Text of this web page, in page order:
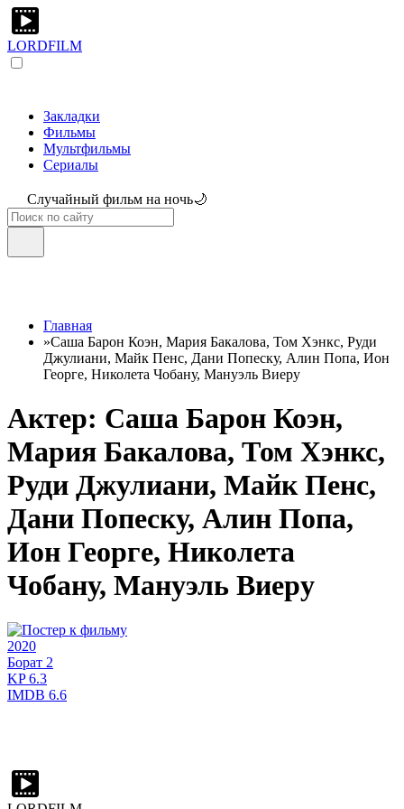
LORDFILM
Закладки
Фильмы
Мультфильмы
Сериалы
Случайный фильм на ночь🌙
Главная
»Саша Барон Коэн, Мария Бакалова, Том Хэнкс, Руди
Джулиани, Майк Пенс, Дани Попеску, Алин Попа, Ион
Георге, Николета Чобану, Мануэль Виеру
Актер: Саша Барон Коэн,
Мария Бакалова, Том Хэнкс,
Руди Джулиани, Майк Пенс,
Дани Попеску, Алин Попа,
Ион Георге, Николета
Чобану, Мануэль Виеру
2020
Борат 2
KP6.3
IMDB 6.6